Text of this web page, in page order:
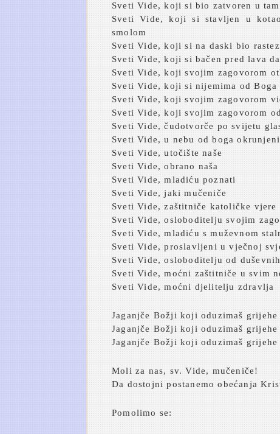
Sveti Vide, koji si bio zatvoren u
Sveti Vide, koji si stavljen u
smolom
Sveti Vide, koji si na daski bio
Sveti Vide, koji si bačen pred lava
Sveti Vide, koji svojim zagovorom
Sveti Vide, koji si nijemima od Boga
Sveti Vide, koji svojim zagovorom
Sveti Vide, koji svojim zagovorom
Sveti Vide, čudotvorče po svijetu
Sveti Vide, u nebu od boga okrunjeni
Sveti Vide, utočište naše
Sveti Vide, obrano naša
Sveti Vide, mladiću poznati
Sveti Vide, jaki mučeniče
Sveti Vide, zaštitniče katoličke vjere
Sveti Vide, osloboditelju svojim
Sveti Vide, mladiću s muževnom
Sveti Vide, proslavljeni u vječnoj
Sveti Vide, osloboditelju od
Sveti Vide, moćni zaštitniče u svim
Sveti Vide, moćni djelitelju zdravlja
Jaganjče Božji koji oduzimaš
Jaganjče Božji koji oduzimaš
Jaganjče Božji koji oduzimaš
Moli za nas, sv. Vide, mučeniče!
Da dostojni postanemo obećanja
Pomolimo se: